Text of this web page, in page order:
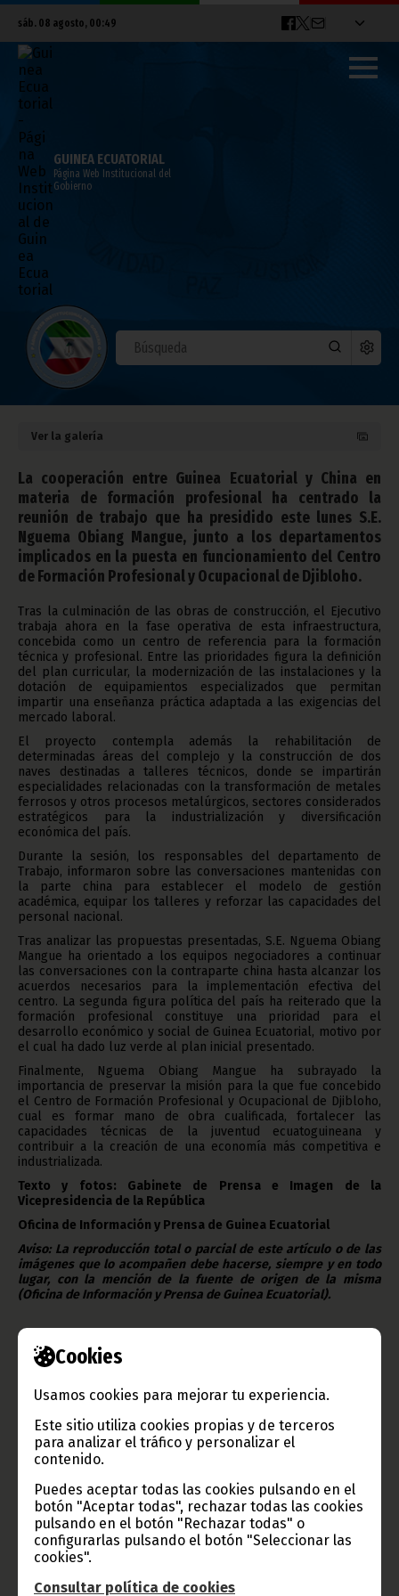
Cookies
Usamos cookies para mejorar tu experiencia.
Este sitio utiliza cookies propias y de terceros
para analizar el tráfico y personalizar el
contenido.
Puedes aceptar todas las cookies pulsando en el
botón "Aceptar todas", rechazar todas las cookies
pulsando en el botón "Rechazar todas" o
configurarlas pulsando el botón "Seleccionar las
cookies".
Consultar política de cookies
sáb. 08 agosto, 00:49
GUINEA ECUATORIAL
Página Web Institucional del
Gobierno
El Gobierno impulsa la puesta en marcha
del Centro de Formación Profesional de
Djibloho
junio 15, 2026
Noticias Gobierno
Ver la galería
La cooperación entre Guinea Ecuatorial y China en
materia de formación profesional ha centrado la
reunión de trabajo que ha presidido este lunes S.E.
Nguema Obiang Mangue, junto a los departamentos
implicados en la puesta en funcionamiento del Centro
de Formación Profesional y Ocupacional de Djibloho.
Tras la culminación de las obras de construcción, el Ejecutivo
trabaja ahora en la fase operativa de esta infraestructura,
concebida como un centro de referencia para la formación
técnica y profesional. Entre las prioridades figura la definición
del plan curricular, la modernización de las instalaciones y la
dotación de equipamientos especializados que permitan
impartir una enseñanza práctica adaptada a las exigencias del
mercado laboral.
El proyecto contempla además la rehabilitación de
determinadas áreas del complejo y la construcción de dos
naves destinadas a talleres técnicos, donde se impartirán
especialidades relacionadas con la transformación de metales
ferrosos y otros procesos metalúrgicos, sectores considerados
estratégicos para la industrialización y diversificación
económica del país.
Durante la sesión, los responsables del departamento de
Trabajo, informaron sobre las conversaciones mantenidas con
la parte china para establecer el modelo de gestión
académica, equipar los talleres y reforzar las capacidades del
personal nacional.
Tras analizar las propuestas presentadas, S.E. Nguema Obiang
Mangue ha orientado a los equipos negociadores a continuar
las conversaciones con la contraparte china hasta alcanzar los
acuerdos necesarios para la implementación efectiva del
centro. La segunda figura política del país ha reiterado que la
formación profesional constituye una prioridad para el
desarrollo económico y social de Guinea Ecuatorial, motivo por
el cual ha dado luz verde al plan inicial presentado.
Finalmente, Nguema Obiang Mangue ha subrayado la
importancia de preservar la misión para la que fue concebido
el Centro de Formación Profesional y Ocupacional de Djibloho,
cual es formar mano de obra cualificada, fortalecer las
capacidades técnicas de la juventud ecuatoguineana y
contribuir a la creación de una economía más competitiva e
industrializada.
Texto y fotos: Gabinete de Prensa e Imagen de la
Vicepresidencia de la República
Oficina de Información y Prensa de Guinea Ecuatorial
Aviso: La reproducción total o parcial de este artículo o de las
imágenes que lo acompañen debe hacerse, siempre y en todo
lugar, con la mención de la fuente de origen de la misma
(Oficina de Información y Prensa de Guinea Ecuatorial).
Gobierno e Instituciones
Información de Guinea Ecuatorial